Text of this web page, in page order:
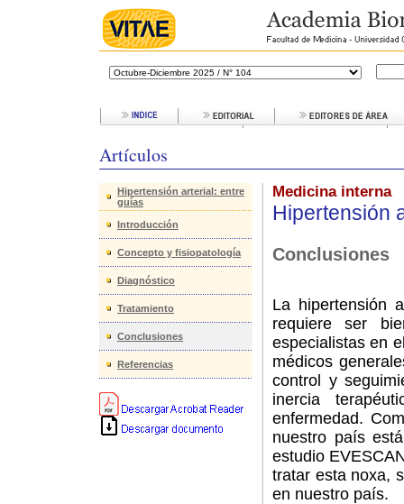
Artículos
Hipertensión arterial: entre
guías
Introducción
Concepto y fisiopatología
Diagnóstico
Tratamiento
Conclusiones
Referencias
Medicina interna
Hipertensión
Conclusiones
La hipertensión
requiere ser
especialistas en
médicos
control y
inercia
enfermedad.
nuestro país
estudio
tratar esta noxa,
en nuestro país.